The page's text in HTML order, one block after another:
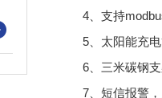
4、支持
5、太阳能充
6、三米碳钢
7、短信报警